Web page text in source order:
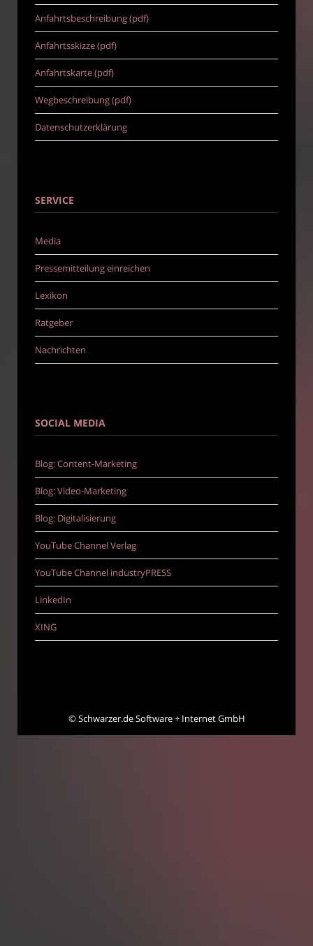
Anfahrtsbeschreibung (pdf)
Anfahrtsskizze (pdf)
Anfahrtskarte (pdf)
Wegbeschreibung (pdf)
Datenschutzerklärung
SERVICE
Media
Pressemitteilung einreichen
Lexikon
Ratgeber
Nachrichten
SOCIAL MEDIA
Blog: Content-Marketing
Blog: Video-Marketing
Blog: Digitalisierung
YouTube Channel Verlag
YouTube Channel industryPRESS
LinkedIn
XING
©Schwarzer.de Software + Internet GmbH